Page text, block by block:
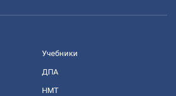
Учебники
ДПА
НМТ